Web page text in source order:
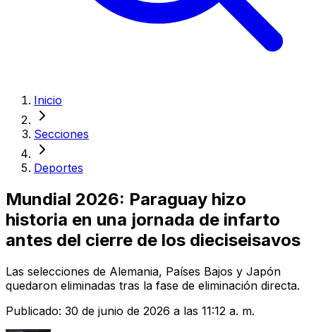
Inicio
Secciones
Deportes
Mundial 2026: Paraguay hizo
historia en una jornada de infarto
antes del cierre de los dieciseisavos
Las selecciones de Alemania, Países Bajos y Japón
quedaron eliminadas tras la fase de eliminación directa.
Publicado: 30 de junio de 2026 a las 11:12 a. m.